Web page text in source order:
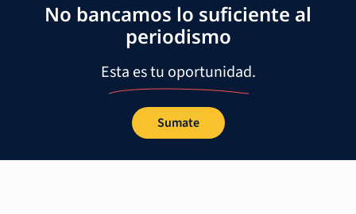
No bancamos lo suficiente al
periodismo
Esta es tu oportunidad.
Sumate